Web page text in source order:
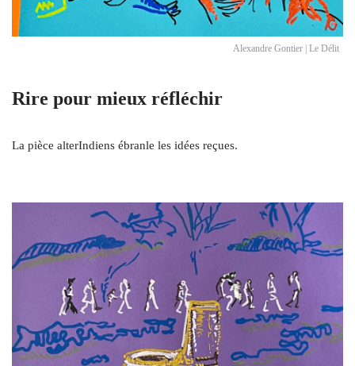
Alexandre Gontier | Le Délit
Rire pour mieux réfléchir
La pièce alterIndiens ébranle les idées reçues.